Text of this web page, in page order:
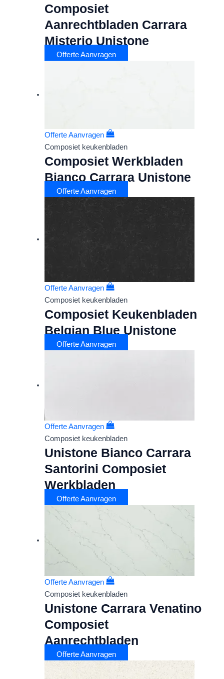
Composiet
Aanrechtbladen Carrara
Misterio Unistone
Offerte Aanvragen
Offerte Aanvragen
Composiet keukenbladen
Composiet Werkbladen
Bianco Carrara Unistone
Offerte Aanvragen
Offerte Aanvragen
Composiet keukenbladen
Composiet Keukenbladen
Belgian Blue Unistone
Offerte Aanvragen
Offerte Aanvragen
Composiet keukenbladen
Unistone Bianco Carrara
Santorini Composiet
Werkbladen
Offerte Aanvragen
Offerte Aanvragen
Composiet keukenbladen
Unistone Carrara Venatino
Composiet
Aanrechtbladen
Offerte Aanvragen